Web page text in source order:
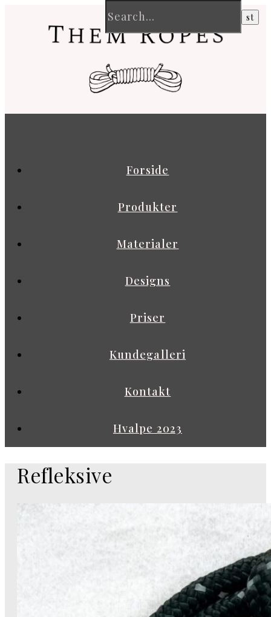
Forside
Produkter
Materialer
Designs
Priser
Kundegalleri
Kontakt
Hvalpe 2023
Refleksive